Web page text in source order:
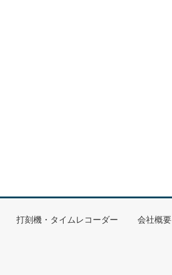
打刻機・タイムレコーダー 会社概要